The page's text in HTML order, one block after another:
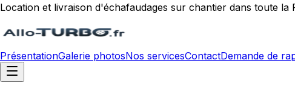
Location et livraison d'échafaudages sur chantier dans toute la
PrésentationGalerie photosNos servicesContactDemande de